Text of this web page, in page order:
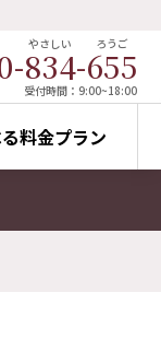
834
やさしい
-655
ろうご
受付時間：9:00~18:00
料金プラン